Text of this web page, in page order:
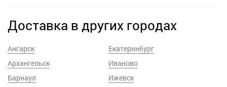
Доставка в других городах
Ангарск
Архангельск
Барнаул
Екатеринбург
Иваново
Ижевск